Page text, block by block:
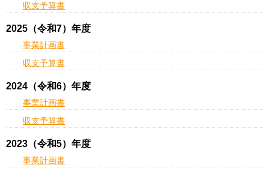
収支予算書
2025（令和7）年度
事業計画書
収支予算書
2024（令和6）年度
事業計画書
収支予算書
2023（令和5）年度
事業計画書